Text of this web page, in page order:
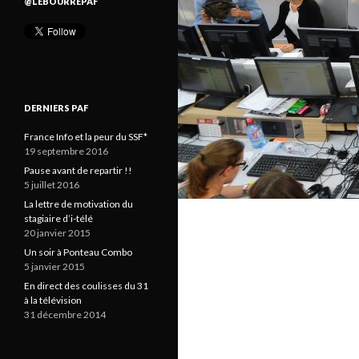
DERNIERS PAF
France Info et la peur du SSF*
19 septembre 2016
Pause avant de repartir !!
5 juillet 2016
La lettre de motivation du
stagiaire d’i-télé
20 janvier 2015
Un soir à Ponteau Combo
5 janvier 2015
En direct des coulisses du 31
à la télévision
31 décembre 2014